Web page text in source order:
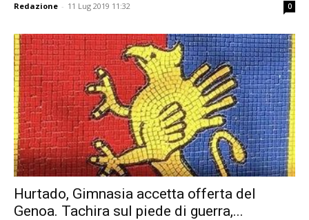
Redazione - 11 Lug 2019 11:32 0
Hurtado, Gimnasia accetta offerta del
Genoa. Tachira sul piede di guerra,...